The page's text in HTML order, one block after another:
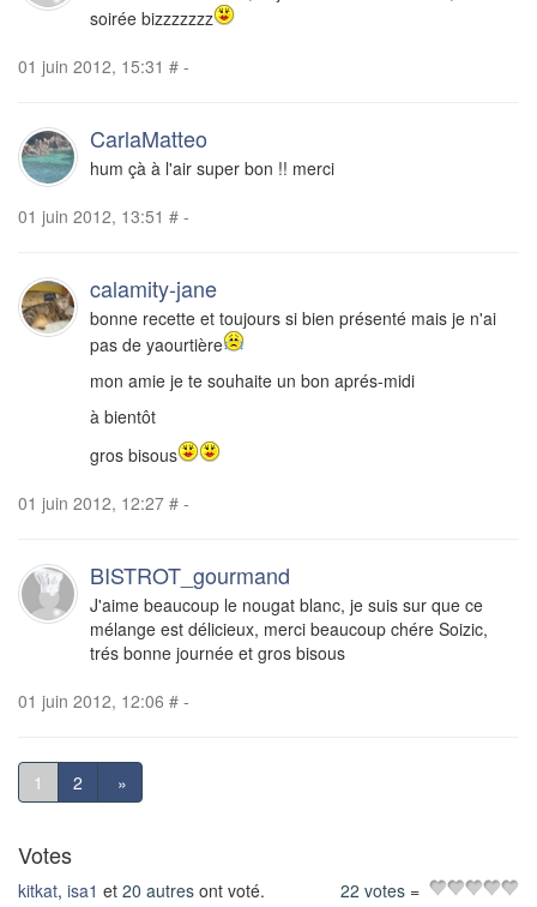
soirée bizzzzzzz
01 juin 2012, 15:31 # -
CarlaMatteo
hum çà à l'air super bon !! merci
01 juin 2012, 13:51 # -
calamity-jane
bonne recette et toujours si bien présenté mais je n'ai
pas de yaourtière
mon amie je te souhaite un bon aprés-midi
à bientôt
gros bisous
01 juin 2012, 12:27 # -
BISTROT_gourmand
J'aime beaucoup le nougat blanc, je suis sur que ce
mélange est délicieux, merci beaucoup chére Soizic,
trés bonne journée et gros bisous
01 juin 2012, 12:06 # -
1 2 »
Votes
kitkat, isa1 et 20 autres ont voté. =
22 votes